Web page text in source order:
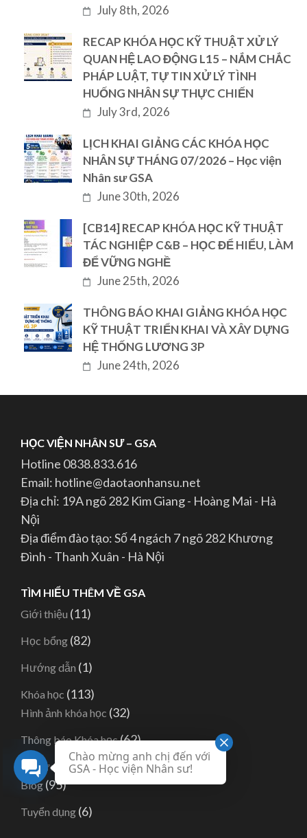
July 8th, 2026
RECAP KHÓA HỌC KỸ THUẬT XỬ LÝ
QUAN HỆ LAO ĐỘNG L15 – NẮM CHẮC
PHÁP LUẬT, TỰ TIN XỬ LÝ TÌNH
HUỐNG NHÂN SỰ THỰC CHIẾN
July 3rd, 2026
LỊCH KHAI GIẢNG CÁC KHÓA HỌC
NHÂN SỰ THÁNG 07/2026 – Học viện
Nhân sư GSA
June 30th, 2026
[CB14] RECAP KHÓA HỌC KỸ THUẬT
TÁC NGHIỆP C&B – HỌC ĐỂ HIỂU, LÀM
ĐỂ VỮNG NGHỀ
June 25th, 2026
THÔNG BÁO KHAI GIẢNG KHÓA HỌC
KỸ THUẬT TRIỂN KHAI VÀ XÂY DỰNG
HỆ THỐNG LƯƠNG 3P
June 24th, 2026
HỌC VIỆN NHÂN SƯ – GSA
Hotline 0838.833.616
Email: hotline@daotaonhansu.net
Địa chỉ: 19A ngõ 282 Kim Giang - Hoàng Mai - Hà
Nội
Địa điểm đào tạo: Số 4 ngách 7 ngõ 282 Khương
Đình - Thanh Xuân - Hà Nội
TÌM HIỂU THÊM VỀ GSA
Giới thiệu (11)
Học bổng (82)
Hướng dẫn (1)
Khóa học (113)
Hình ảnh khóa học (32)
Thông báo Khóa học(62)
Tin tức (164)
Blog (95)
Tuyển dụng (6)
Chào mừng anh chị đến với
GSA - Học viện Nhân sư!